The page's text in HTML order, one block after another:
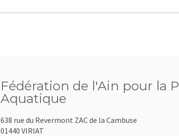
Fédération de l'Ain pour la
Aquatique
638 rue du Revermont ZAC de la Cambuse
01440 VIRIAT